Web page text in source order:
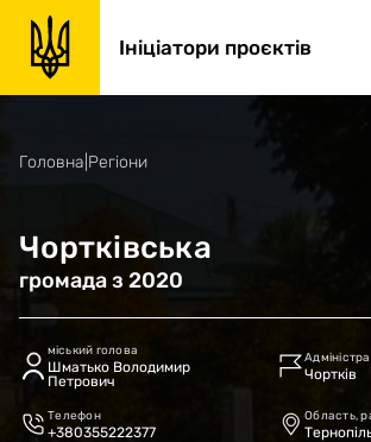
Ініціатори проєктів
Головна Регіони
Чортківська
громадаз 2020
міський голова
Шматько Володимир
Петрович
Чортків
Телефон
+380355222377
Область,